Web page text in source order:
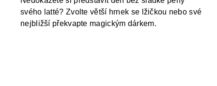
svého latté? Zvolte větší hrnek se lžičkou nebo své
nejbližší překvapte magickým dárkem.